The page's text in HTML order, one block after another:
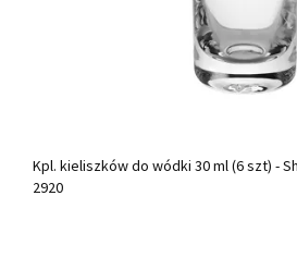
Kpl. kieliszków do wódki 30 ml (6 szt) -
2920